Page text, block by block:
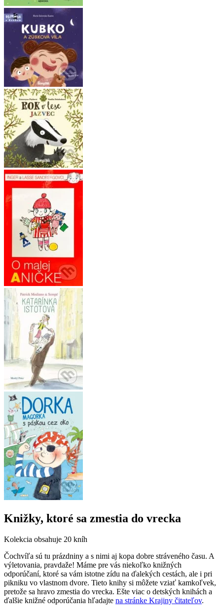
Knižky, ktoré sa zmestia do vrecka
Kolekcia obsahuje 20 kníh
Čochvíľa sú tu prázdniny a s nimi aj kopa dobre stráveného času. A
výletovania, pravdaže! Máme pre vás niekoľko knižných
odporúčaní, ktoré sa vám istotne zídu na ďalekých cestách, ale i pri
pikniku vo vlastnom dvore. Tieto knihy si môžete vziať kamkoľvek,
pretože sa hravo zmestia do vrecka. Ešte viac o detských knihách a
ďalšie knižné odporúčania hľadajte na stránke Krajiny čitateľov.